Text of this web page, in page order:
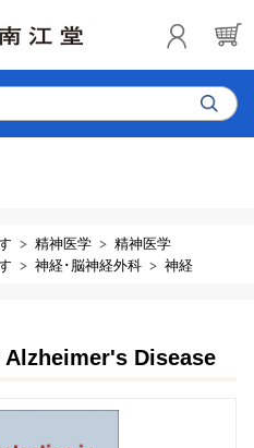
精神医学
精神医学
神経･脳神経外科 神経
Disease